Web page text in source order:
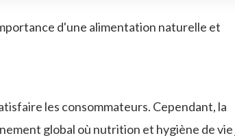
d'une alimentation naturelle et
les consommateurs. Cependant, la
global où nutrition et hygiène de